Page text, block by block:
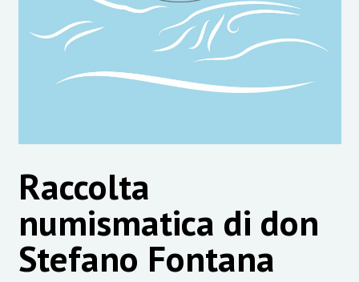
Raccolta
numismatica di don
Stefano Fontana